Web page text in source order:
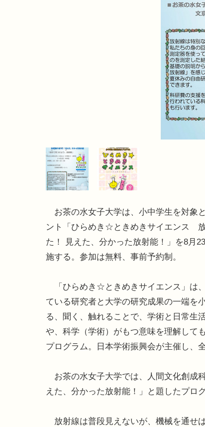
お茶の水女子大学は、小中学生を対象
ント「ひらめき☆ときめきサイエンス
た！ 見えた、分かった放射能！」を8月
施する。参加は無料、事前予約制。
「ひらめき☆ときめきサイエンス」は
ている研究者と大学の研究成果の一端を
る、聞く、触れることで、学術と日常生
や、科学（学術）がもつ意味を理解して
プログラム。日本学術振興会が主催し、
お茶の水女子大学では、人間文化創成
えた、分かった放射能！」と題したプロ
放射線は普段見えないが、機械を通せ